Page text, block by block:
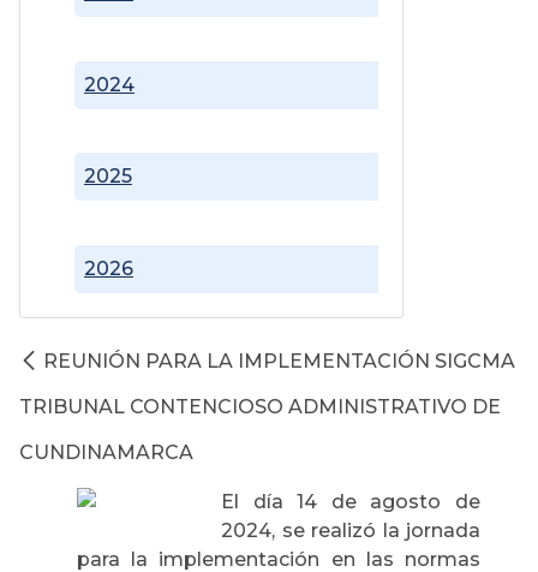
2024
2025
2026
REUNIÓN PARA LA IMPLEMENTACIÓN SIGCMA
TRIBUNAL CONTENCIOSO ADMINISTRATIVO DE
CUNDINAMARCA
El día 14 de agosto de
2024, se realizó la jornada
para la implementación en las normas